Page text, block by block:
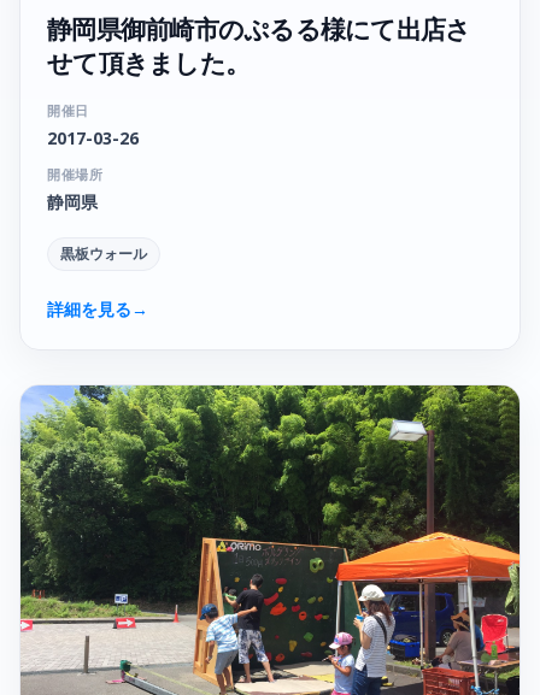
静岡県御前崎市のぷるる様にて出店さ
せて頂きました。
開催日
2017-03-26
開催場所
静岡県
黒板ウォール
詳細を見る→